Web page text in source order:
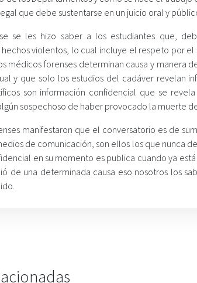
que debe sustentarse en un juicio oral y
se les hizo saber a los estudiantes que,
violentos, lo cual incluye el respeto por el
médicos forenses determinan causa y manera
y que solo los estudios del cadáver revelan
son información confidencial que se
sospechoso de haber provocado la muerte
manifestaron que el conversatorio es de
de comunicación, son ellos los que nunca
en su momento es publica cuando ya
de una determinada causa eso nosotros los